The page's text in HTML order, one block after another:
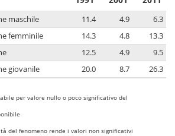
maschile 11.4 4.9
6.3
femminile
14.3 4.8
13.3
12.5 4.9
9.5
giovanile
20.0 8.7 26.3
per valore nullo o poco significativo del
del fenomeno rende i valori non significativi